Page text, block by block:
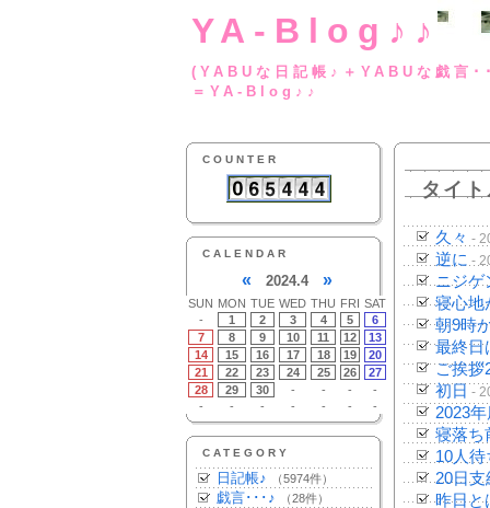
YA-Blog♪♪
(YABUな日記帳♪
＝YA-Blog♪♪
COUNTER
CALENDAR
« 2024.4 »
SUN MON TUE WED THU FRI SAT
-
1 2 3 4 5
6
7
8 9 10 11 12
13
14
15 16 17 18 19
20
21
22 23 24 25 26
27
28
29 30 - - -
-
-
- - - - - -
CATEGORY
日記帳♪ （5974件）
戯言･･･♪ （28件）
タイ
久々 -
逆に -
ニジゲ
寝心地
朝9時
最終日
ご挨拶
初日 -
2023
寝落ち
10人
20日支
昨日と